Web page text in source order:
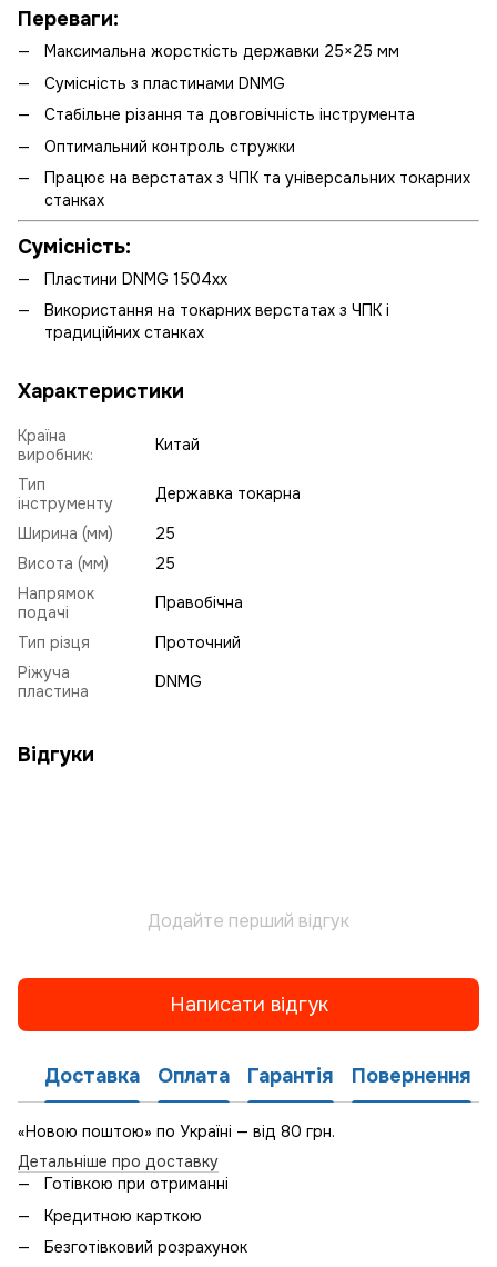
Переваги:
Максимальна жорсткість державки 25×25 мм
Сумісність з пластинами DNMG
Стабільне різання та довговічність інструмента
Оптимальний контроль стружки
Працює на верстатах з ЧПК та універсальних токарних
станках
Сумісність:
Пластини DNMG 1504xx
Використання на токарних верстатах з ЧПК і
традиційних станках
Характеристики
Країна
виробник:
Китай
Тип
інструменту
Державка токарна
Ширина (мм)
25
Висота (мм)
25
Напрямок
подачі
Правобічна
Тип різця
Проточний
Ріжуча
пластина
DNMG
Відгуки
Додайте перший відгук
Написати відгук
Доставка Оплата Гарантія Повернення
«Новою поштою» по Україні — від 80 грн.
Детальніше про доставку
Готівкою при отриманні
Кредитною карткою
Безготівковий розрахунок